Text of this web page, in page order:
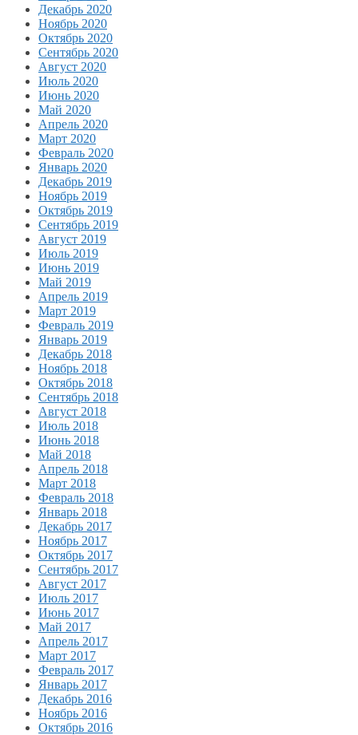
Декабрь 2020
Ноябрь 2020
Октябрь 2020
Сентябрь 2020
Август 2020
Июль 2020
Июнь 2020
Май 2020
Апрель 2020
Март 2020
Февраль 2020
Январь 2020
Декабрь 2019
Ноябрь 2019
Октябрь 2019
Сентябрь 2019
Август 2019
Июль 2019
Июнь 2019
Май 2019
Апрель 2019
Март 2019
Февраль 2019
Январь 2019
Декабрь 2018
Ноябрь 2018
Октябрь 2018
Сентябрь 2018
Август 2018
Июль 2018
Июнь 2018
Май 2018
Апрель 2018
Март 2018
Февраль 2018
Январь 2018
Декабрь 2017
Ноябрь 2017
Октябрь 2017
Сентябрь 2017
Август 2017
Июль 2017
Июнь 2017
Май 2017
Апрель 2017
Март 2017
Февраль 2017
Январь 2017
Декабрь 2016
Ноябрь 2016
Октябрь 2016